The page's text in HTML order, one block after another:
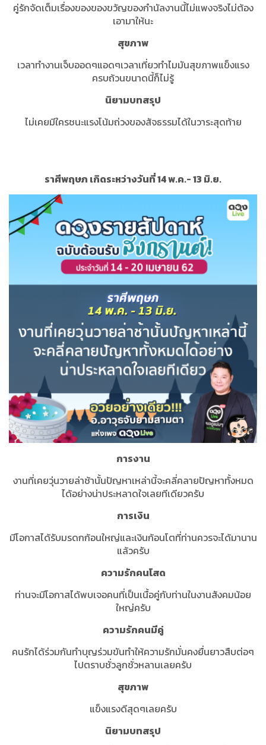
คู่รักจัดเต็มเรื่องของของขวัญของกำนัลงานนี้ไม่แพงจริงไม่ต้อง
เอามาให้นะ
สุขภาพ
เวลาทำงานเจ็บออดๆแอดๆเวลาเที่ยวทำไมมันสุขภาพแข็งแรง
ครบถ้วนขนาดนี้ก็ไม่รู้
นิยามบทสรุป
ไม่เคยมีใครชนะแรงโน้มถ่วงของสัจธรรมได้ในวาระสุดท้าย
ราศีพฤษภ เกิดระหว่างวันที่ 14 พ.ค.- 13 มิ.ย.
การงาน
งานที่เคยวุ่นวายล่าช้านั้นปัญหาเหล่านี้จะคลี่คลายปัญหาทั้งหมด
ได้อย่างน่าประหลาดใจเลยทีเดียวครับ
การเงิน
มีโอกาสได้รับมรดกก้อนใหญ่และเงินก้อนโตที่ท่านควรจะได้มานาน
แล้วครับ
ความรักคนโสด
ท่านจะมีโอกาสได้พบเจอคนที่เป็นเนื้อคู่กับท่านในงานสังคมน้อย
ใหญ่ครับ
ความรักคนมีคู่
คนรักได้ร่วมกันทำบุญร่วมขันทำให้ความรักมั่นคงยื่นยาวสืบต่อๆ
ไปตราบชั่วลูกชั่วหลานเลยครับ
สุขภาพ
แข็งแรงดีสุดๆเลยครับ
นิยามบทสรุป